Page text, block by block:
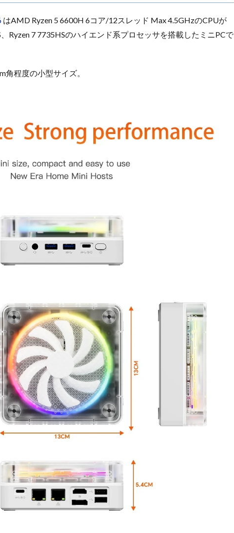
はAMD Ryzen 5 6600H 6コア/12スレッド Max 4.5GHzのCPUが
Ryzen 7 7735HSのハイエンド系プロセッサを搭載したミニPCで
角程度の小型サイズ。